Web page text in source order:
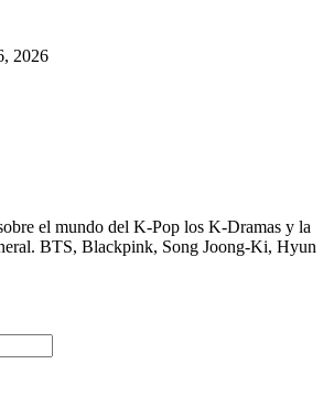
2026
el mundo del K-Pop los K-Dramas y la
BTS, Blackpink, Song Joong-Ki, Hyun